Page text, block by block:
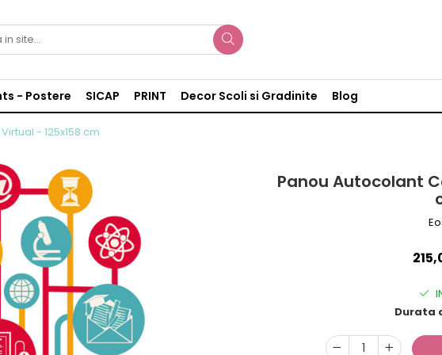
- Postere SICAP PRINT Decor Scoli si Gradinite Blog
- 125x158 cm
Panou Autocolant
Durata